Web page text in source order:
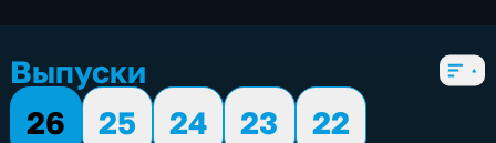
Выпуски
26
25 24 23
22